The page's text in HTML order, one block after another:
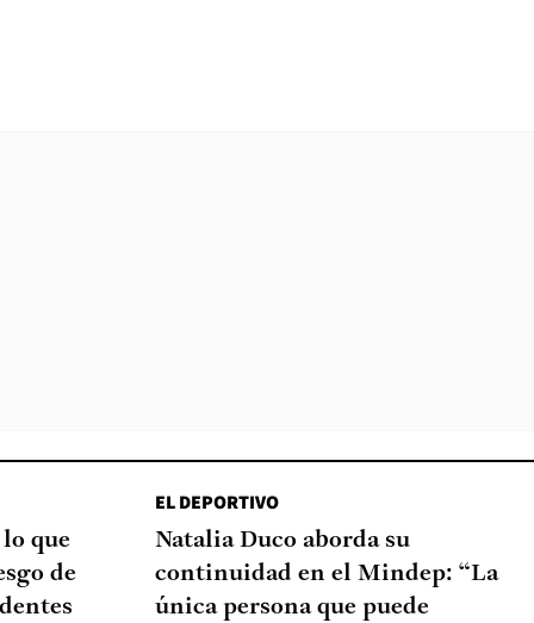
que
de
EL DEPORTIVO
Natalia Duco aborda su
continuidad en el Mindep: “La
única persona que puede